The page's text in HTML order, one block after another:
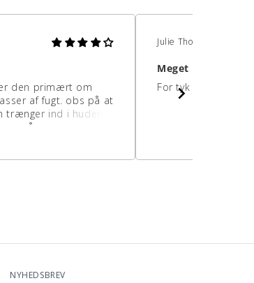
den primært om
af fugt. obs på at
trænger ind i huden,
Julie Thomsen
Meget tyk
For tyk i
NYHEDSBREV